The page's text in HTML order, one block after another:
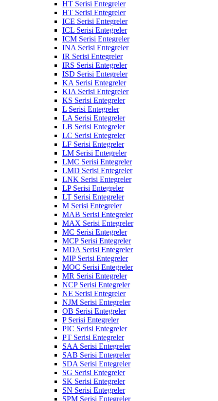
HT Serisi Entegreler
HT Serisi Entegreler
ICE Serisi Entegreler
ICL Serisi Entegreler
ICM Serisi Entegreler
INA Serisi Entegreler
IR Serisi Entegreler
IRS Serisi Entegreler
ISD Serisi Entegreler
KA Serisi Entegreler
KIA Serisi Entegreler
KS Serisi Entegreler
L Serisi Entegreler
LA Serisi Entegreler
LB Serisi Entegreler
LC Serisi Entegreler
LF Serisi Entegreler
LM Serisi Entegreler
LMC Serisi Entegreler
LMD Serisi Entegreler
LNK Serisi Entegreler
LP Serisi Entegreler
LT Serisi Entegreler
M Serisi Entegreler
MAB Serisi Entegreler
MAX Serisi Entegreler
MC Serisi Entegreler
MCP Serisi Entegreler
MDA Serisi Entegreler
MIP Serisi Entegreler
MOC Serisi Entegreler
MR Serisi Entegreler
NCP Serisi Entegreler
NE Serisi Entegreler
NJM Serisi Entegreler
OB Serisi Entegreler
P Serisi Entegreler
PIC Serisi Entegreler
PT Serisi Entegreler
SAA Serisi Entegreler
SAB Serisi Entegreler
SDA Serisi Entegreler
SG Serisi Entegreler
SK Serisi Entegreler
SN Serisi Entegreler
SPM Serisi Entegreler